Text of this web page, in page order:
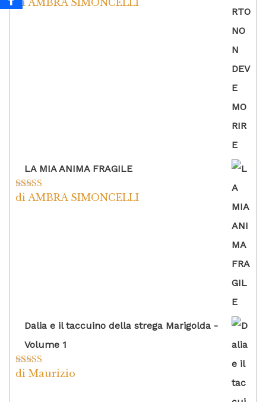
Valutato5 su
di AMBRA SIMONCELLI
LA MIA ANIMA FRAGILE
Valutato5su
di AMBRA SIMONCELLI
Dalia e il taccuino della strega Marigolda -
Volume 1
Valutato4
di Maurizio